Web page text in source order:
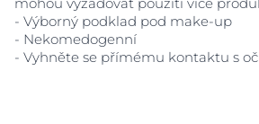
- Výborný podklad pod make-up
- Nekomedogenní
- Vyhněte se přímému kontaktu s